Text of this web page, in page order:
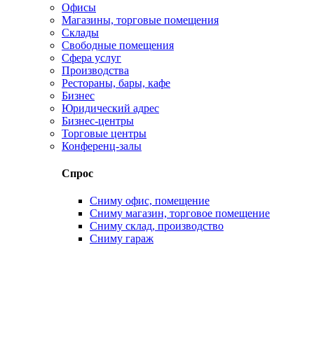
Офисы
Магазины, торговые помещения
Склады
Свободные помещения
Сфера услуг
Производства
Рестораны, бары, кафе
Бизнес
Юридический адрес
Бизнес-центры
Торговые центры
Конференц-залы
Спрос
Сниму офис, помещение
Сниму магазин, торговое помещение
Сниму склад, производство
Сниму гараж